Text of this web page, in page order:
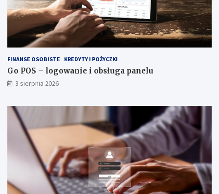
FINANSE OSOBISTE KREDYTY I POŻYCZKI
Go POS – logowanie i obsługa panelu
3 sierpnia 2026